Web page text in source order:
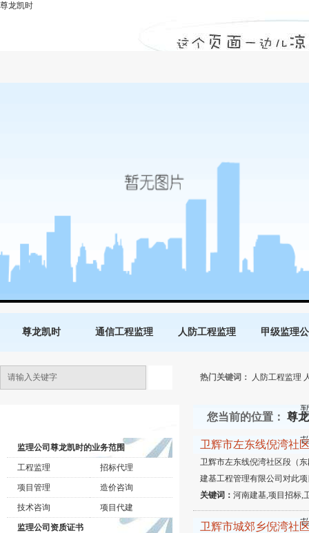
卫辉市-尊龙凯时
尊龙凯时
尊龙凯时 通信工程监理 人防工程监理 甲级监理
热门关键词： 人防工程监理
监理公司尊龙凯时的业务范围
工程监理 招标代理
项目管理 造价咨询
技术咨询 项目代建
监理公司资质证书
您当前的位置： 尊
卫辉市左东线倪湾社
卫辉市左东线倪湾社区段（
建基工程管理有限公司对此
关键词： 河南建基,项目招标,
卫辉市城郊乡倪湾社